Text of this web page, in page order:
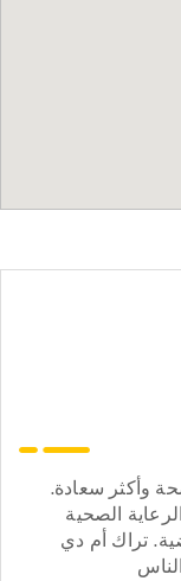
وأكثر سعادة.
الصحية
تراك أم دي